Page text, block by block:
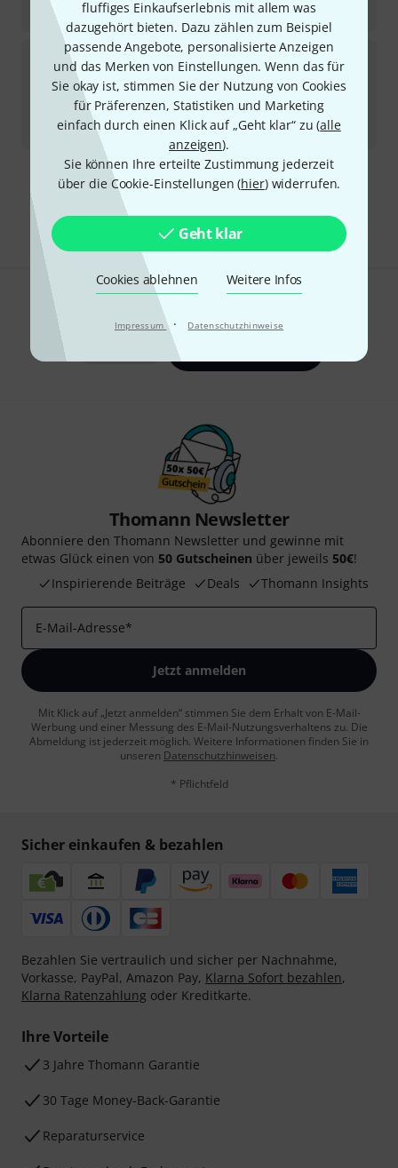
fluffiges Einkaufserlebnis mit allem was
dazugehört bieten. Dazu zählen zum Beispiel
passende Angebote, personalisierte Anzeigen
und das Merken von Einstellungen. Wenn das für
Sie okay ist, stimmen Sie der Nutzung von Cookies
für Präferenzen, Statistiken und Marketing
einfach durch einen Klick auf „Geht klar“ zu (alle
anzeigen).
Sie können Ihre erteilte Zustimmung jederzeit
über die Cookie-Einstellungen (hier) widerrufen.
Geht klar
Cookies ablehnen Weitere Infos
Impressum · Datenschutzhinweise
16,90€
Martin Guitar MA-140S Authentic Acoustic Set
11
Sofort lieferbar
7,90€
UVP:9,99 €
-21%
Kostenloser Versand ab 29 €
Gefällt Ihnen, was Sie sehen?
Thomann Newsletter
Abonniere den Thomann Newsletter und gewinne mit
etwas Glück einen von 50 Gutscheinen über jeweils 50€!
Inspirierende Beiträge
Deals Thomann Insights
E-Mail-Adresse*
Jetzt anmelden
Mit Klick auf „Jetzt anmelden“ stimmen Sie dem Erhalt von E-Mail-
Werbung und einer Messung des E-Mail-Nutzungsverhaltens zu. Die
Abmeldung ist jederzeit möglich. Weitere Informationen finden Sie in
unseren Datenschutzhinweisen.
* Pflichtfeld
Sicher einkaufen & bezahlen
Bezahlen Sie vertraulich und sicher per Nachnahme,
Vorkasse, PayPal, Amazon Pay, Klarna Sofort bezahlen,
Klarna Ratenzahlung oder Kreditkarte.
Ihre Vorteile
3 Jahre Thomann Garantie
30 Tage Money-Back-Garantie
Reparaturservice